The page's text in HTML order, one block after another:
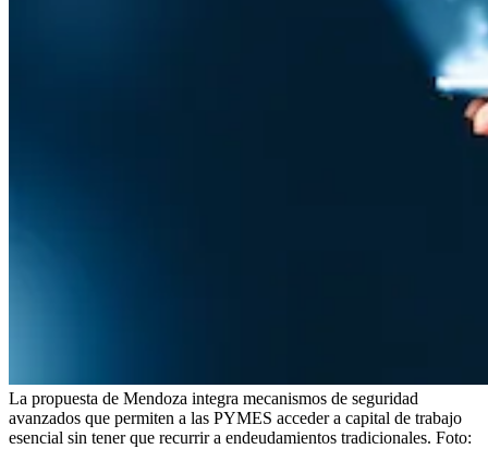
La propuesta de Mendoza integra mecanismos de seguridad
avanzados que permiten a las PYMES acceder a capital de trabajo
esencial sin tener que recurrir a endeudamientos tradicionales. Foto: